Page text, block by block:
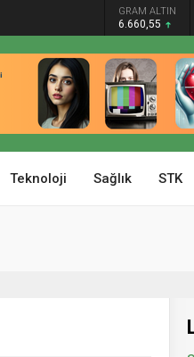
GRAM ALTIN
6.660,55
Teknoloji Sağlık STK